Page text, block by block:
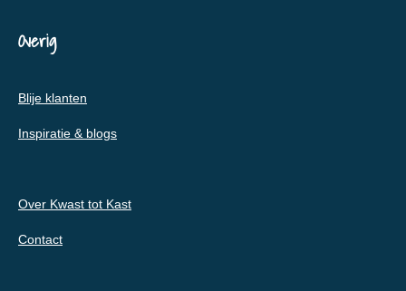
Overig
Blije klanten
Inspiratie & blogs
Over Kwast tot Kast
Contact